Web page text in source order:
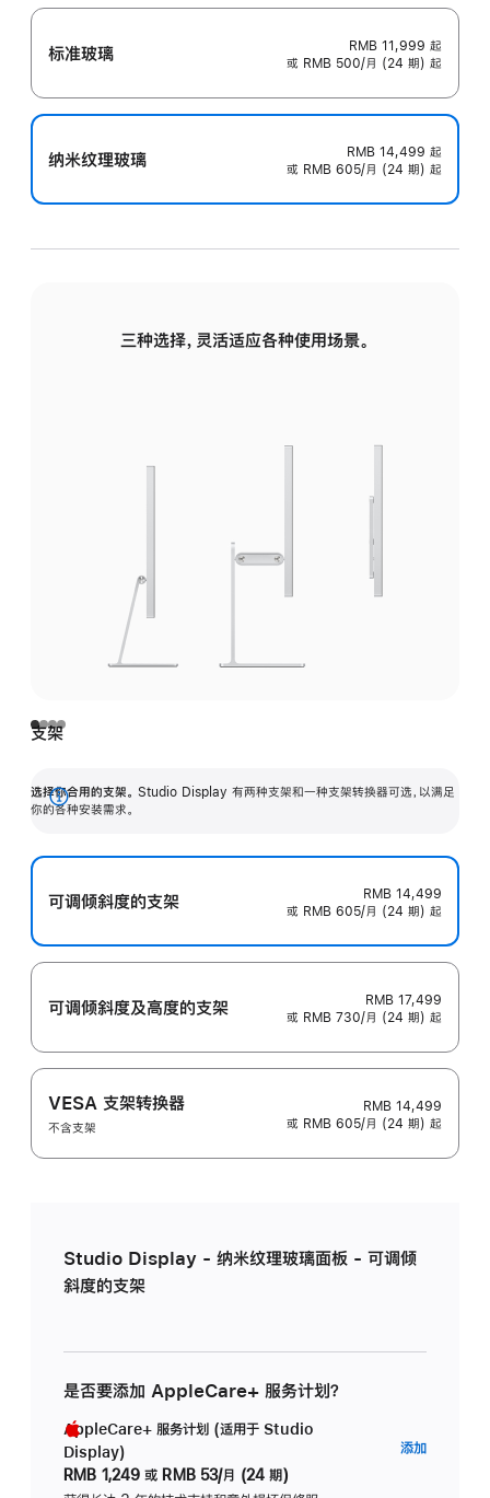
标准玻璃 RMB 11,999 起
或 RMB 500/月 (24 期) 起
纳米纹理玻璃 RMB 14,499 起
或 RMB 605/月 (24 期) 起
三种选择，灵活适应各种使用场景。
支架
选择你合用的支架。 Studio Display 有两种支架和一种支架转换器可选，以满足
你的各种安装需求。
展
可调倾斜度的支架
RMB 14,499
或 RMB 605/月 (24 期) 起
可调倾斜度及高‍度的支‍架
RMB 17,499
或 RMB 730/月 (24 期) 起
VESA 支架转换器
不含支架
RMB 14,499
或 RMB 605/月 (24 期) 起
Studio Display - 纳米纹理玻璃面板 - 可调倾
斜度的支架
是否要添加 AppleCare+ 服务计划？
AppleCare+ 服务计划 (适用于 Studio
Display)
RMB 1,249 或 RMB 53/月 (24 期)
添加